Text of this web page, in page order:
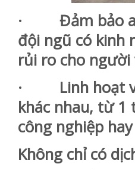
· Đảm bảo an
đội ngũ có kinh
rủi ro cho người
· Linh hoạt và
khác nhau, từ 1
công nghiệp
Không chỉ có